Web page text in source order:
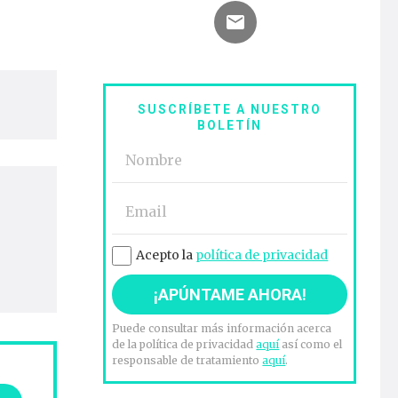
SUSCRÍBETE A NUESTRO
BOLETÍN
Acepto la política de privacidad
Puede consultar más información acerca
de la política de privacidadaquíasí como el
responsable de tratamientoaquí.